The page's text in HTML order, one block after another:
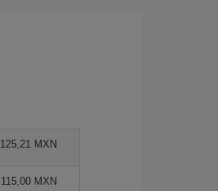
125,21 MXN
115,00 MXN